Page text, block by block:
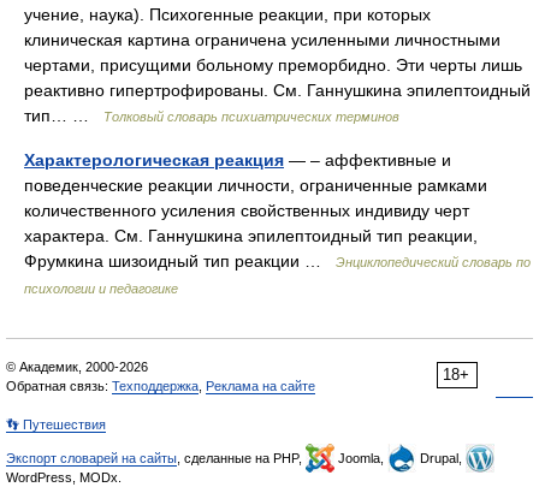
учение, наука). Психогенные реакции, при которых
клиническая картина ограничена усиленными личностными
чертами, присущими больному преморбидно. Эти черты лишь
реактивно гипертрофированы. См. Ганнушкина эпилептоидный
тип… …
Толковый словарь психиатрических терминов
Характерологическая реакция — – аффективные и
поведенческие реакции личности, ограниченные рамками
количественного усиления свойственных индивиду черт
характера. См. Ганнушкина эпилептоидный тип реакции,
Фрумкина шизоидный тип реакции …
Энциклопедический словарь по
психологии и педагогике
18+
© Академик, 2000-2026
Обратная связь: Техподдержка Реклама на сайте
👣 Путешествия
Экспорт словарей на сайты , сделанные на PHP, Joomla,
Drupal,
WordPress, MODx.